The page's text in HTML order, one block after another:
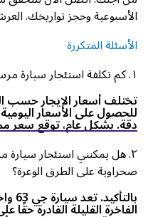
الأسبوعية وحجز تواريخك.
الأسئلة المتكررة
۱. كم تكلفة استئجار سيارة مرسيدس جي 63 2024 في دبي؟
تختلف أسعار الإيجار حسب
للحصول على الأسعار
دقة. بشكل عام، توقع سعر
صحراوية على الطرق الوعرة؟
الفاخرة القليلة القادرة حقًا